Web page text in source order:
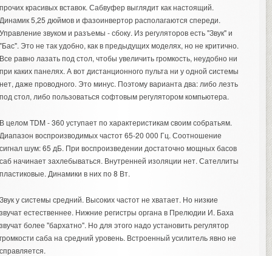
красивых вставок. Сабвуфер выглядит как настоящий.
5,25 дюймов и фазоинвертор располагаются спереди.
звуком и разъемы - сбоку. Из регуляторов есть "Звук" и
Это не так удобно, как в предыдущих моделях, но не критично.
равно лазать под стол, чтобы увеличить громкость, неудобно ни
каких панелях. А вот дистанционного пульта ни у одной системы
даже проводного. Это минус. Поэтому варианта два: либо лезть
стол, либо пользоваться софтовым регулятором компьютера.
целом TDM - 360 уступает по характеристикам своим собратьям.
воспроизводимых частот 65-20 000 Гц. Соотношение
шум: 65 дБ. При воспроизведении достаточно мощных басов
начинает захлебываться. Внутренней изоляции нет. Сателлиты
Динамики в них по 8 Вт.
у системы средний. Высоких частот не хватает. Но низкие
естественнее. Нижние регистры органа в Прелюдии И. Баха
более "бархатно". Но для этого надо установить регулятор
саба на средний уровень. Встроенный усилитель явно не